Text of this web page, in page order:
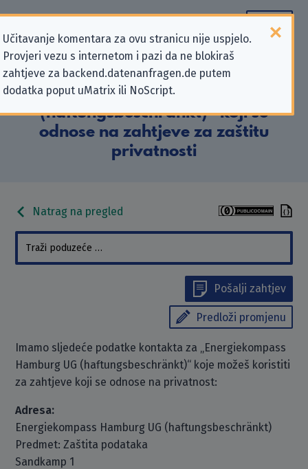
Učitavanje komentara za ovu stranicu nije uspjelo.
Provjeri vezu s internetom i pazi da ne blokiraš
zahtjeve za backend.datenanfragen.de putem
dodatka poput uMatrix ili NoScript.
Podaci kontakta „Energiekompass
Hamburg UG
(haftungsbeschränkt)” koji se
odnose na zahtjeve za zaštitu
privatnosti
Natrag na pregled
Pošalji zahtjev
Predloži promjenu
Imamo sljedeće podatke kontakta za „Energiekompass
Hamburg UG (haftungsbeschränkt)“ koje možeš koristiti
za zahtjeve koji se odnose na privatnost:
Adresa:
Energiekompass Hamburg UG (haftungsbeschränkt)
Predmet: Zaštita podataka
Sandkamp 1